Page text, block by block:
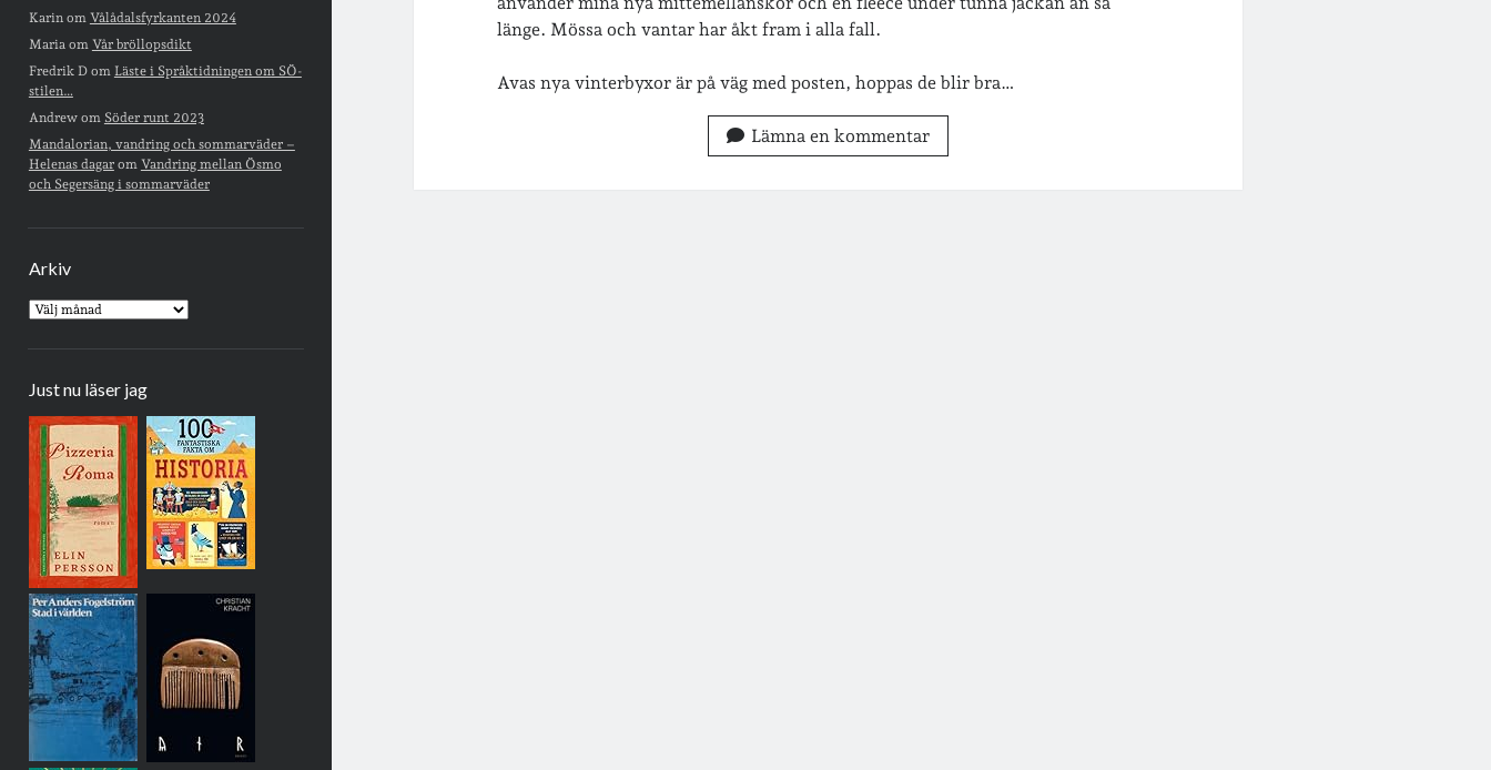
Karin om Vålådalsfyrkanten 2024
Maria om Vår bröllopsdikt
Fredrik Dom Läste i Språktidningen om SÖ-
stilen…
Andrewom Söder runt 2023
Mandalorian, vandring och sommarväder –
Helenas dagarom Vandring mellan Ösmo
och Segersäng i sommarväder
Arkiv
Arkiv
Just nu läser jag
länge. Mössa och vantar har åkt fram i alla fall.
Avas nya vinterbyxor är på väg med posten, hoppas de blir bra…
Lämna en kommentar